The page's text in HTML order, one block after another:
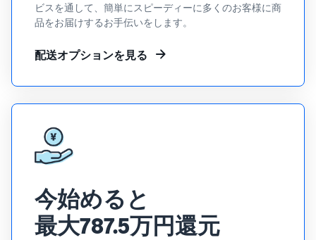
ビスを通して、簡単にスピーディーに多くのお客様に商
品をお届けするお手伝いをします。
配送オプションを見る
今始めると
最大787.5万円還元